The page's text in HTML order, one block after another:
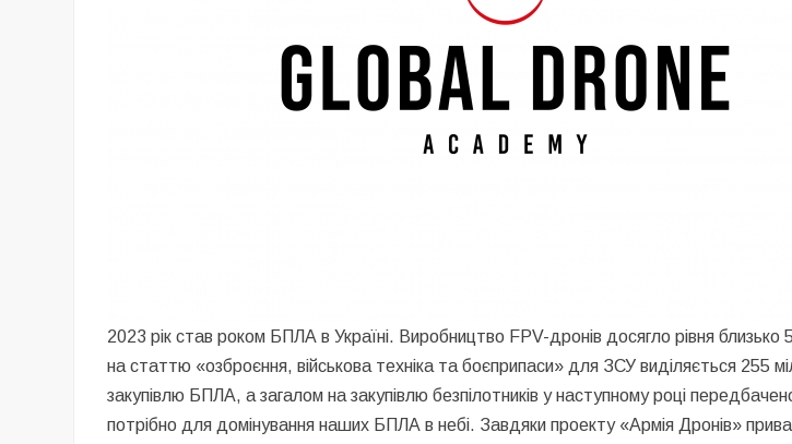
2023 рік став роком БПЛА в Україні. Виробництво FPV-дронів досягло рівня
на статтю «озброєння, військова техніка та боєприпаси» для ЗСУ виділяється 255
закупівлю БПЛА, а загалом на закупівлю безпілотників у наступному році
потрібно для домінування наших БПЛА в небі. Завдяки проекту «Армія Дронів»